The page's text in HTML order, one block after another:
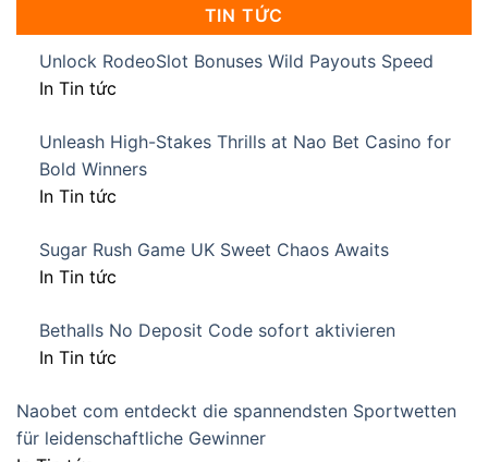
TIN TỨC
Unlock RodeoSlot Bonuses Wild Payouts Speed
In Tin tức
Unleash High-Stakes Thrills at Nao Bet Casino for
Bold Winners
In Tin tức
Sugar Rush Game UK Sweet Chaos Awaits
In Tin tức
Bethalls No Deposit Code sofort aktivieren
In Tin tức
Naobet com entdeckt die spannendsten Sportwetten
für leidenschaftliche Gewinner